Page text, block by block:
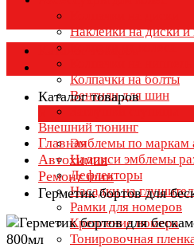
Наклейки на диски и
Колпаки на колеса
Колпачки на болты
Вентили для шин
Внешний тюнинг
Эмблемы по маркам
Надписи эмблемы
Дефлекторы
Насадки на
Рамки для номеров
Крепление номера
Тонировочная
Каталог товаров
Каталог товаров
Главная
Автохимия
Ремонт шин
Герметик бортов для